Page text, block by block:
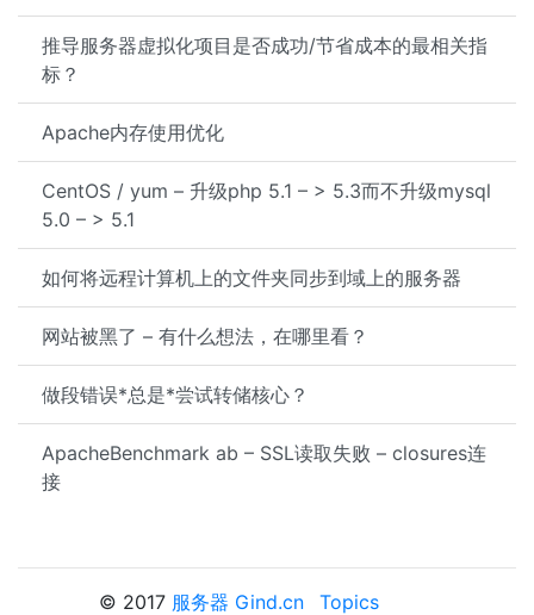
推导服务器虚拟化项目是否成功/节省成本的最相关指
标？
Apache内存使用优化
CentOS / yum – 升级php 5.1 – > 5.3而不升级mysql
5.0 – > 5.1
如何将远程计算机上的文件夹同步到域上的服务器
网站被黑了 – 有什么想法，在哪里看？
做段错误*总是*尝试转储核心？
ApacheBenchmark ab – SSL读取失败 – closures连
接
© 2017 服务器 Gind.cn Topics